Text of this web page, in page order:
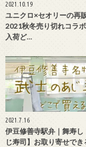
2021.10.19
ユニクロ×セオリーの再
2021秋冬売り切れコラ
入荷ど…
2021.7.16
伊豆修善寺駅弁｜舞寿し
じ寿司】お取り寄せで